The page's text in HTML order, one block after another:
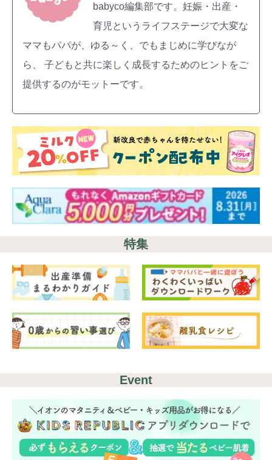
babyco編集部です。妊娠・出産・
育児というライフステージで大変な
ママもパパが、ゆる～く、でもまじめに学びなが
ら、 子どもと共に楽しく成長するためのヒントをご
提供するのがモットーです。
特集
Event